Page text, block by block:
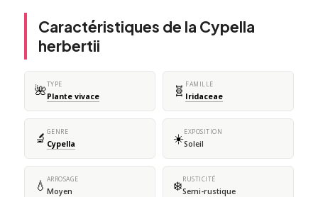
Caractéristiques de la Cypella
herbertii
🌺TYPE
Plante vivace 🧬 FAMILLE
Iridaceae
🔬 GENRE
Cypella ☀️EXPOSITION
Soleil
💧 ARROSAGE
Moyen ❄️RUSTICITÉ
Semi-rustique